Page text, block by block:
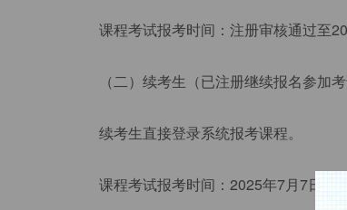
课程考试报考时间：注册审核通过至
（二）续考生（已注册继续报名参加考
续考生直接登录系统报考课程。
课程考试报考时间：2025年7月7日